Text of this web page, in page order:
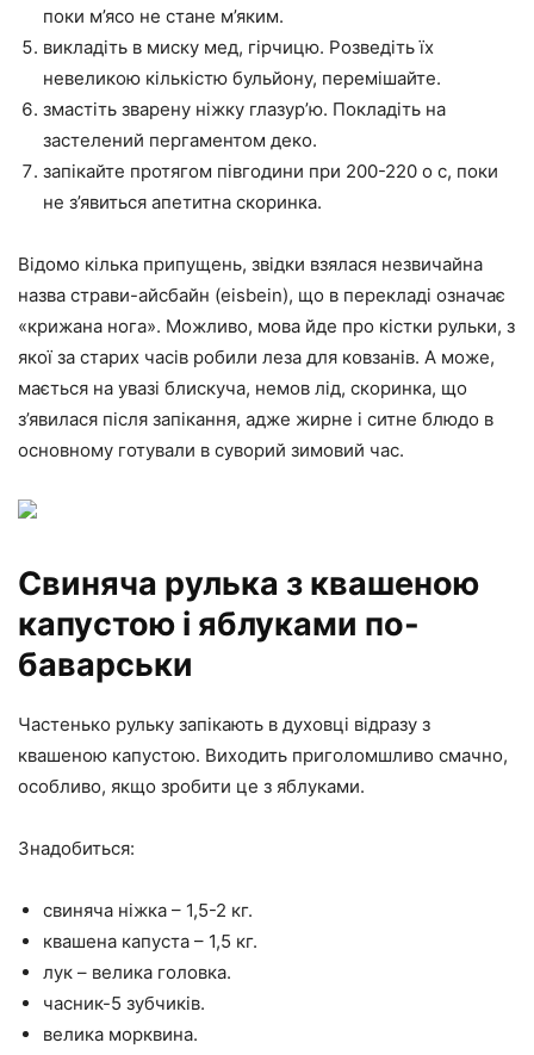
поки м’ясо не стане м’яким.
викладіть в миску мед, гірчицю. Розведіть їх
невеликою кількістю бульйону, перемішайте.
змастіть зварену ніжку глазур’ю. Покладіть на
застелений пергаментом деко.
запікайте протягом півгодини при 200-220 о с, поки
не з’явиться апетитна скоринка.
Відомо кілька припущень, звідки взялася незвичайна
назва страви-айсбайн (eisbein), що в перекладі означає
«крижана нога». Можливо, мова йде про кістки рульки, з
якої за старих часів робили леза для ковзанів. А може,
мається на увазі блискуча, немов лід, скоринка, що
з’явилася після запікання, адже жирне і ситне блюдо в
основному готували в суворий зимовий час.
Свиняча рулька з квашеною
капустою і яблуками по-
баварськи
Частенько рульку запікають в духовці відразу з
квашеною капустою. Виходить приголомшливо смачно,
особливо, якщо зробити це з яблуками.
Знадобиться:
свиняча ніжка – 1,5-2 кг.
квашена капуста – 1,5 кг.
лук – велика головка.
часник-5 зубчиків.
велика морквина.